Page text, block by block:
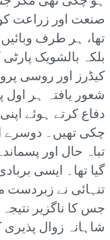
صنعت اور زراعت
تھا، ہر طرف وبائیں
بلکہ بالشویک
کیڈرز اور روسی
شعور یافتہ ہر اول
دفاع کرتے ہوئے
چکی تھیں۔ دوسرے
تباہ حال اور
گیا تھا۔ ایسی
تنہائی نے زبردست
جس کا ناگزیر
شاہانہ زوال